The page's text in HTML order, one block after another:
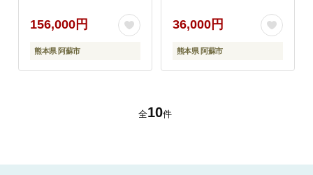
たて 朝採れ みずみずし
い 甘い 美味しい 人気
安心 安全 おすすめ お
中元 御歳暮 熊本県 阿
156,000円
熊本県 阿蘇市
地直送 毎月 採れたて
朝採れ みずみずしい 甘
い 美味しい 人気 安心
安全 おすすめ お中元
36,000円
熊本県 阿蘇市
全10件